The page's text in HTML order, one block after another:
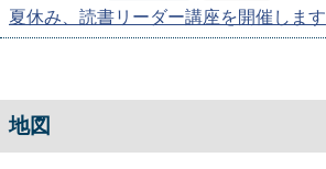
夏休み、読書リーダー講座を開催します
地図